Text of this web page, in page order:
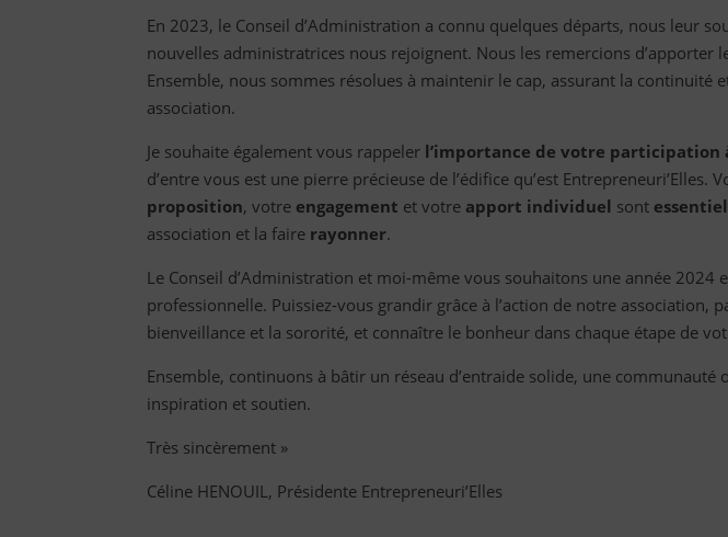
En 2023, le Conseil d’Administration a connu quelques départs, nous leur
nouvelles administratrices nous rejoignent. Nous les remercions d’apporter
Ensemble, nous sommes résolues à maintenir le cap, assurant la continuité
association.
Je souhaite également vous rappeler l’importance de votre participation
d’entre vous est une pierre précieuse de l’édifice qu’est Entrepreneuri’Elles.
proposition, votre engagement et votre apport individuel sont
association et la faire rayonner.
Le Conseil d’Administration et moi-même vous souhaitons une année 2024
professionnelle. Puissiez-vous grandir grâce à l’action de notre association,
bienveillance et la sororité, et connaître le bonheur dans chaque étape de
Ensemble, continuons à bâtir un réseau d’entraide solide, une communauté
inspiration et soutien.
Très sincèrement »
Céline HENOUIL, Présidente Entrepreneuri’Elles